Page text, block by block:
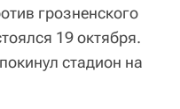
грозненского
19 октября.
стадион на